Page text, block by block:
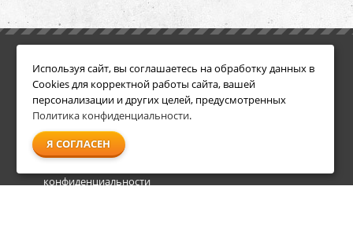
Условия возврата
О компании
Доставка
Оплата
Гарантия и сервис
конфиденциальности
Акции
Используя сайт, вы соглашаетесь на обработку данных в
Cookies для корректной работы сайта, вашей
персонализации и других целей, предусмотренных
Политика конфиденциальности.
Я СОГЛАСЕН